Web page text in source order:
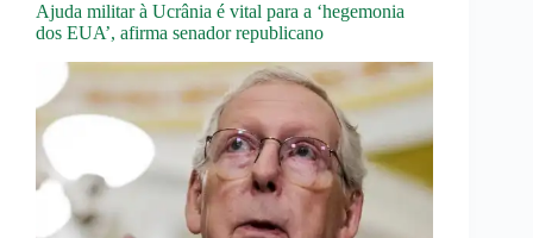
Ajuda militar à Ucrânia é vital para a ‘hegemonia
dos EUA’, afirma senador republicano